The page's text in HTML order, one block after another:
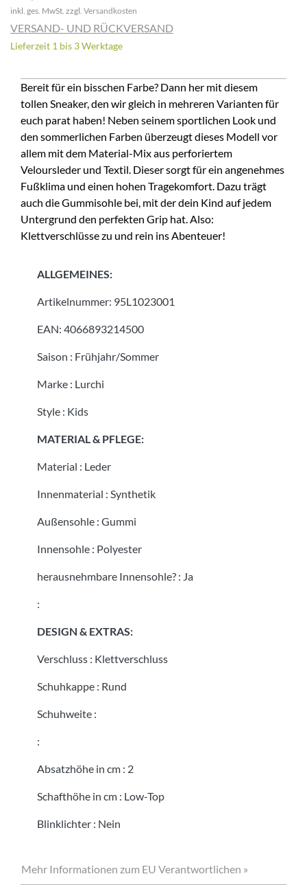
inkl. ges. MwSt. zzgl. Versandkosten
VERSAND- UND RÜCKVERSAND
Lieferzeit 1 bis 3 Werktage
Bereit für ein bisschen Farbe? Dann her mit diesem
tollen Sneaker, den wir gleich in mehreren Varianten für
euch parat haben! Neben seinem sportlichen Look und
den sommerlichen Farben überzeugt dieses Modell vor
allem mit dem Material-Mix aus perforiertem
Veloursleder und Textil. Dieser sorgt für ein angenehmes
Fußklima und einen hohen Tragekomfort. Dazu trägt
auch die Gummisohle bei, mit der dein Kind auf jedem
Untergrund den perfekten Grip hat. Also:
Klettverschlüsse zu und rein ins Abenteuer!
ALLGEMEINES:
Artikelnummer: 95L1023001
EAN: 4066893214500
Saison : Frühjahr/Sommer
Marke : Lurchi
Style : Kids
MATERIAL & PFLEGE:
Material : Leder
Innenmaterial : Synthetik
Außensohle : Gummi
Innensohle : Polyester
herausnehmbare Innensohle? : Ja
:
DESIGN & EXTRAS:
Verschluss : Klettverschluss
Schuhkappe : Rund
Schuhweite :
:
Absatzhöhe in cm : 2
Schafthöhe in cm : Low-Top
Blinklichter : Nein
Mehr Informationen zum EU Verantwortlichen »